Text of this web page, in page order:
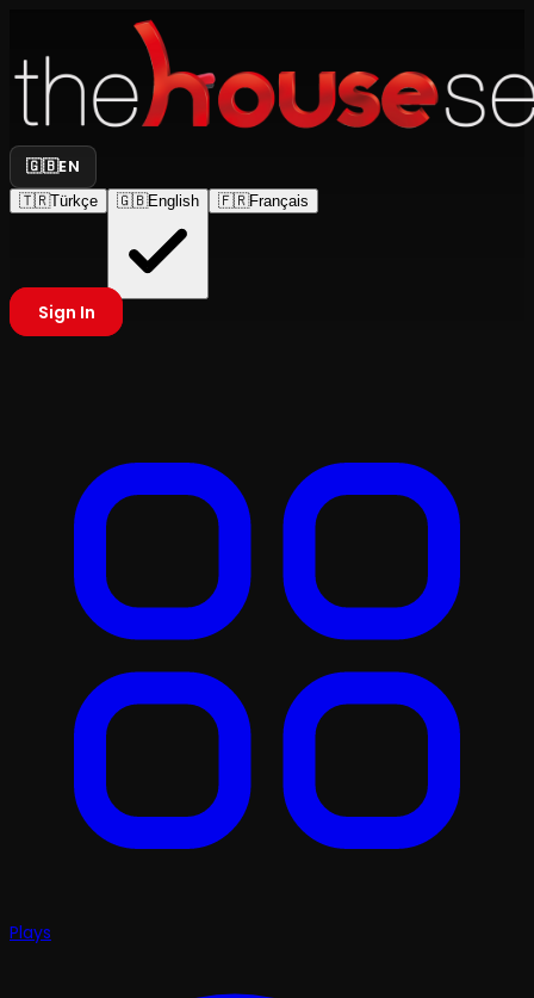
🇬🇧EN
🇹🇷Türkçe 🇬🇧English 🇫🇷Français
Sign In
Plays